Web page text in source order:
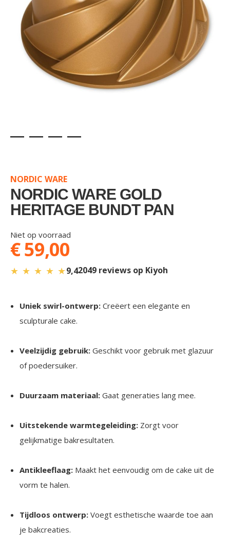
beginning
of
the
images
NORDIC WARE
NORDIC WARE GOLD
HERITAGE BUNDT PAN
Niet op voorraad
€ 59,00
★ ★ ★ ★ ★9,42049 reviews op Kiyoh
Uniek swirl-ontwerp: Creëert een elegante en
sculpturale cake.
Veelzijdig gebruik: Geschikt voor gebruik met glazuur
of poedersuiker.
Duurzaam materiaal: Gaat generaties lang mee.
Uitstekende warmtegeleiding: Zorgt voor
gelijkmatige bakresultaten.
Antikleeflaag: Maakt het eenvoudig om de cake uit de
vorm te halen.
Tijdloos ontwerp: Voegt esthetische waarde toe aan
je bakcreaties.